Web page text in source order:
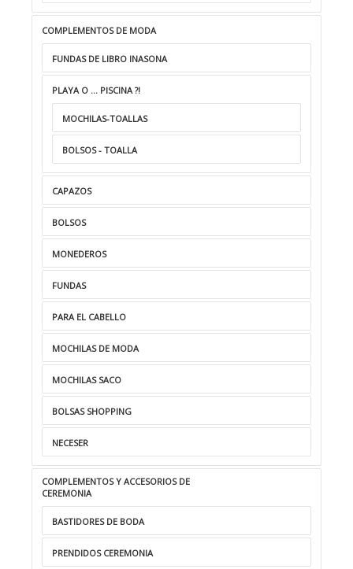
COMPLEMENTOS DE MODA
FUNDAS DE LIBRO INASONA
PLAYA O ... PISCINA ?!
MOCHILAS-TOALLAS
BOLSOS - TOALLA
CAPAZOS
BOLSOS
MONEDEROS
FUNDAS
PARA EL CABELLO
MOCHILAS DE MODA
MOCHILAS SACO
BOLSAS SHOPPING
NECESER
COMPLEMENTOS Y ACCESORIOS DE
CEREMONIA
BASTIDORES DE BODA
PRENDIDOS CEREMONIA